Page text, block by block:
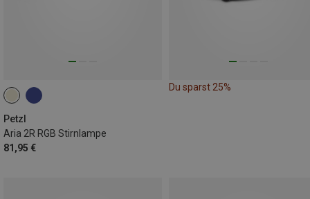
Petzl
Aria 2R RGB Stirnlampe
81,95 €
Du sparst 25%